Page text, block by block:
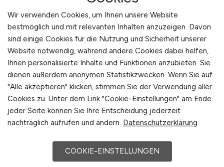
Procurement, kommunale Energiewende,
Flächenmanagement oder
Nachhaltigkeitscontrolling und sorgt für
strukturelle Übersichtlichkeit. Alle Anzeigen
sind auf Relevanz, Aktualität und fachliche Tiefe
geprüft. Für Bewerber bedeutet das: Weniger
Suchen, mehr Finden – und eine klare
Orientierung, welche Qualifikationen gefragt
sind und wie sich der Einstieg konkret gestalten
idealen Anlaufstelle für alle, die Nachhaltigkeit
nicht nur fordern, sondern selbst umsetzen
Wir verwenden Cookies, um Ihnen unsere Website
bestmöglich und mit relevanten Inhalten anzuzeigen. Davon
sind einige Cookies für die Nutzung und Sicherheit unserer
Website notwendig, während andere Cookies dabei helfen,
Ihnen personalisierte Inhalte und Funktionen anzubieten. Sie
dienen außerdem anonymen Statistikzwecken. Wenn Sie auf
"Alle akzeptieren" klicken, stimmen Sie der Verwendung aller
Cookies zu. Unter dem Link "Cookie-Einstellungen" am Ende
jeder Seite können Sie Ihre Entscheidung jederzeit
nachträglich aufrufen und ändern. Datenschutzerklärung
COOKIE-EINSTELLUNGEN